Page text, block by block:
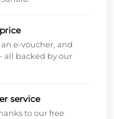
e-voucher, and
all backed by our
service
to our free